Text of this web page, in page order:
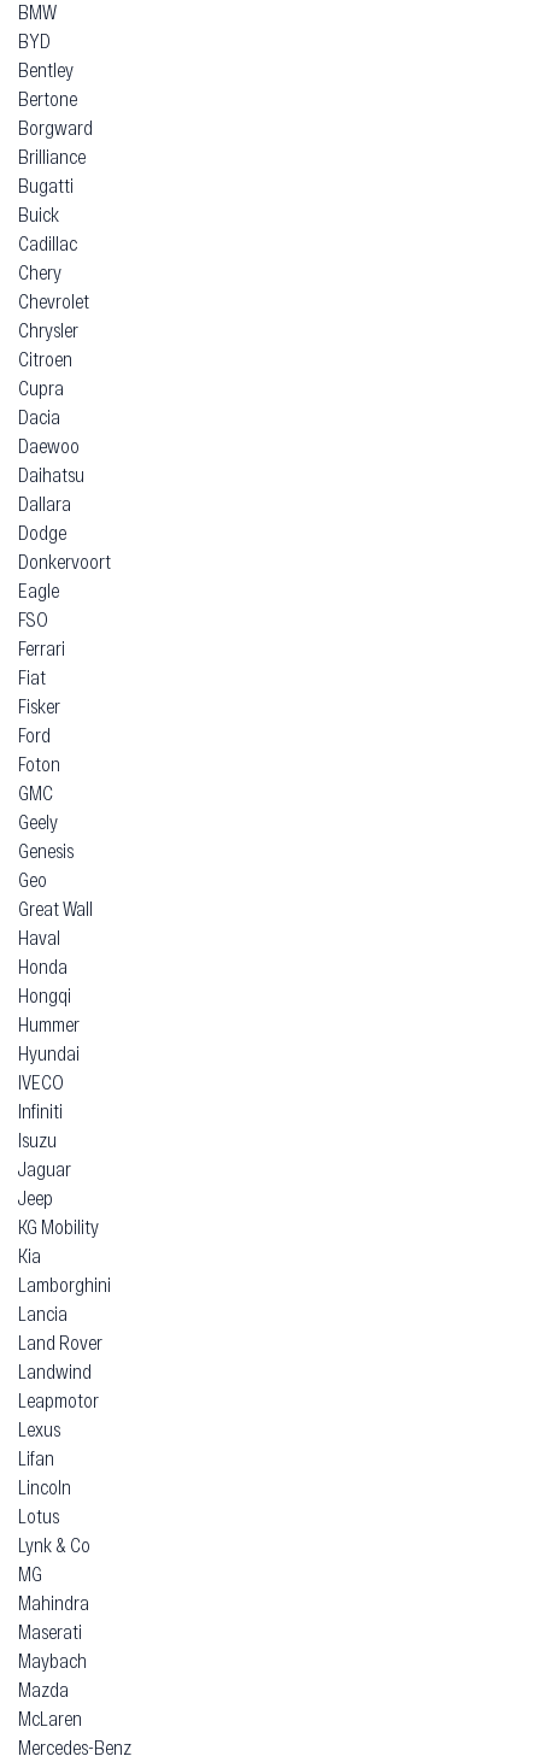
BMW
BYD
Bentley
Bertone
Borgward
Brilliance
Bugatti
Buick
Cadillac
Chery
Chevrolet
Chrysler
Citroen
Cupra
Dacia
Daewoo
Daihatsu
Dallara
Dodge
Donkervoort
Eagle
FSO
Ferrari
Fiat
Fisker
Ford
Foton
GMC
Geely
Genesis
Geo
Great Wall
Haval
Honda
Hongqi
Hummer
Hyundai
IVECO
Infiniti
Isuzu
Jaguar
Jeep
KG Mobility
Kia
Lamborghini
Lancia
Land Rover
Landwind
Leapmotor
Lexus
Lifan
Lincoln
Lotus
Lynk & Co
MG
Mahindra
Maserati
Maybach
Mazda
McLaren
Mercedes-Benz